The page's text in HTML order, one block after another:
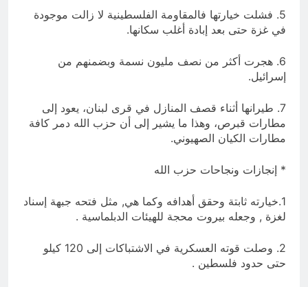
5. فشلت خيارتها فالمقاومة الفلسطينية لا زالت موجودة
في غزة حتى بعد إبادة أغلب سكانها.
6. هجرت أكثر من نصف مليون نسمة وبضمنهم من
إسرائيل.
7. طيرانها أثناء قصف المنازل في قرى لبنان، يعود إلى
مطارات قبرص، وهذا ما يشير إلى أن حزب الله دمر كافة
مطارات الكيان الصهيوني.
* إنجازات ونجاحات حزب الله
1.خيارته ثابتة وحقق أهدافه وكما هي, مثل فتحه جبهة إسناد
لغزة , وجعله بيروت محجة للهيئات الدبلماسية .
2. وصلت قوته العسكرية في الاشتباكات إلى 120 كيلو
حتى حدود فلسطين .